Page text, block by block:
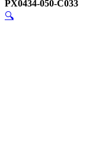
PX0434-050-C033
🔍